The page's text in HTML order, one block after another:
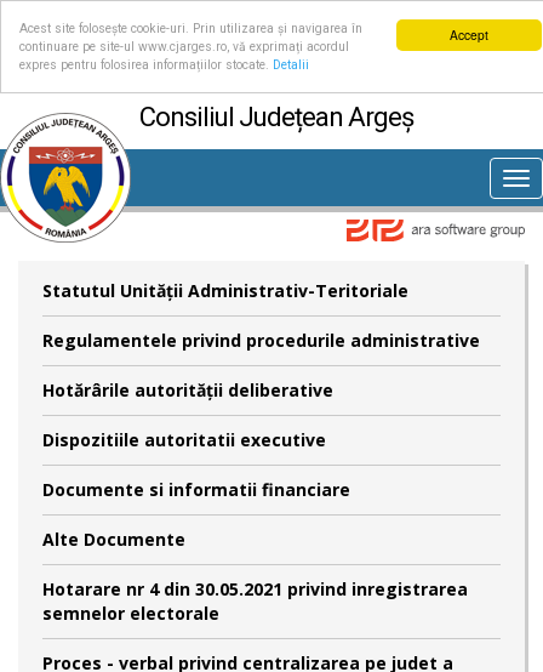
Accept
Acest site folosește cookie-uri. Prin utilizarea și navigarea în
continuare pe site-ul www.cjarges.ro, vă exprimați acordul
expres pentru folosirea informațiilor stocate.
Detalii
Consiliul Județean Argeș
Statutul Unităţii Administrativ-Teritoriale
Regulamentele privind procedurile administrative
Hotărârile autorităţii deliberative
Dispozitiile autoritatii executive
Documente si informatii financiare
Alte Documente
Hotarare nr 4 din 30.05.2021 privind inregistrarea
semnelor electorale
Proces - verbal privind centralizarea pe judet a